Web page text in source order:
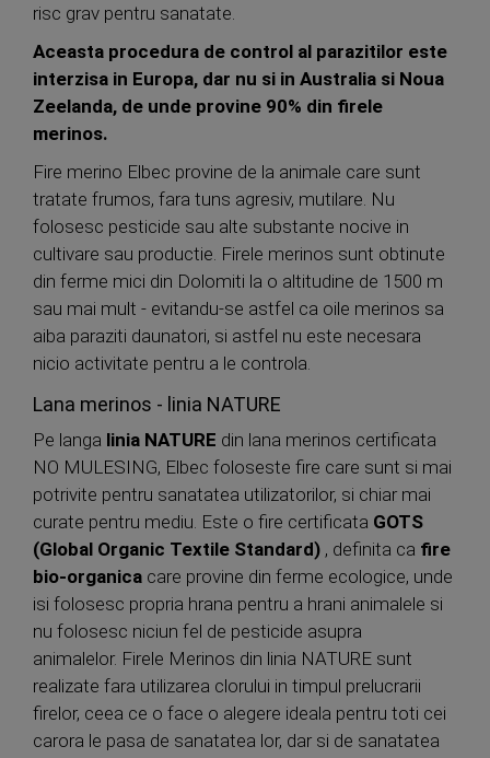
risc grav pentru sanatate.
Aceasta procedura de control al parazitilor este
interzisa in Europa, dar nu si in Australia si Noua
Zeelanda, de unde provine 90% din firele
merinos.
Fire merino Elbec provine de la animale care sunt
tratate frumos, fara tuns agresiv, mutilare. Nu
folosesc pesticide sau alte substante nocive in
cultivare sau productie. Firele merinos sunt obtinute
din ferme mici din Dolomiti la o altitudine de 1500 m
sau mai mult - evitandu-se astfel ca oile merinos sa
aiba paraziti daunatori, si astfel nu este necesara
nicio activitate pentru a le controla.
Lana merinos - linia NATURE
Pe langa linia NATURE din lana merinos certificata
NO MULESING, Elbec foloseste fire care sunt si mai
potrivite pentru sanatatea utilizatorilor, si chiar mai
curate pentru mediu. Este o fire certificata GOTS
(Global Organic Textile Standard) , definita ca fire
bio-organica care provine din ferme ecologice, unde
isi folosesc propria hrana pentru a hrani animalele si
nu folosesc niciun fel de pesticide asupra
animalelor. Firele Merinos din linia NATURE sunt
realizate fara utilizarea clorului in timpul prelucrarii
firelor, ceea ce o face o alegere ideala pentru toti cei
carora le pasa de sanatatea lor, dar si de sanatatea